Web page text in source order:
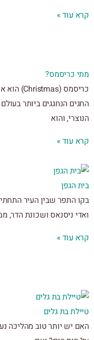
עוד »
כריסמס?
כריסמס (Christmas) הוא אחד
הנחגגים ביותר בעולם
והוא
עוד »
התפר שבין העיר התחתית,
ניסנאס ושכונת הדר, ממוקם
עוד »
בת גלים
יש יותר טוב מהליכה נעימה